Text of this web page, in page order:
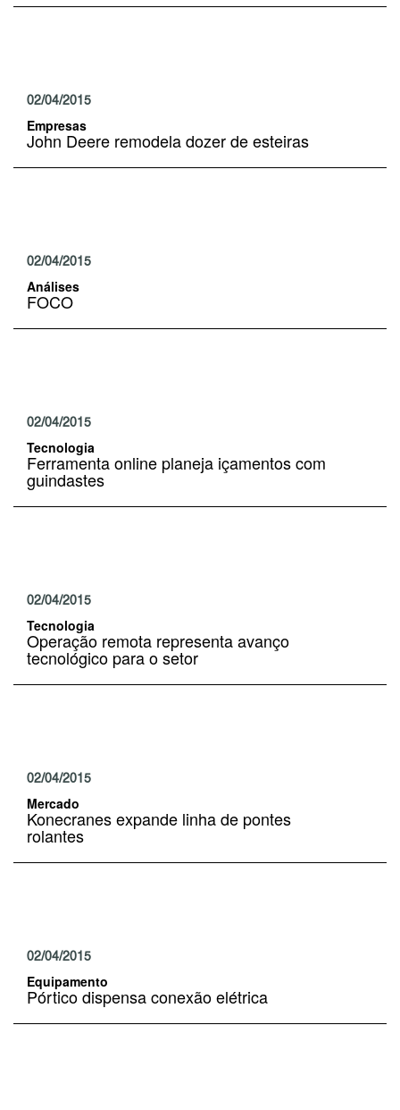
02/04/2015
Empresas
John Deere remodela dozer de esteiras
02/04/2015
Análises
FOCO
02/04/2015
Tecnologia
Ferramenta online planeja içamentos com
guindastes
02/04/2015
Tecnologia
Operação remota representa avanço
tecnológico para o setor
02/04/2015
Mercado
Konecranes expande linha de pontes
rolantes
02/04/2015
Equipamento
Pórtico dispensa conexão elétrica